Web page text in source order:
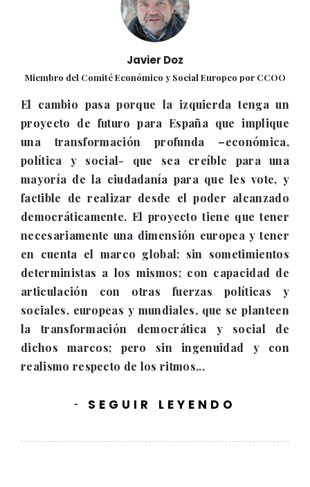
Javier Doz
Miembro del Comité Económico y Social Europeo por CCOO
El cambio pasa porque la izquierda tenga un
proyecto de futuro para España que implique
una transformación profunda –económica,
política y social- que sea creíble para una
mayoría de la ciudadanía para que les vote, y
factible de realizar desde el poder alcanzado
democráticamente. El proyecto tiene que tener
necesariamente una dimensión europea y tener
en cuenta el marco global; sin sometimientos
deterministas a los mismos; con capacidad de
articulación con otras fuerzas políticas y
sociales, europeas y mundiales, que se planteen
la transformación democrática y social de
dichos marcos; pero sin ingenuidad y con
realismo respecto de los ritmos...
- SEGUIR LEYENDO